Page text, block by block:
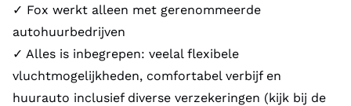
✓ Fox werkt alleen met gerenommeerde
autohuurbedrijven
✓ Alles is inbegrepen: veelal flexibele
vluchtmogelijkheden, comfortabel verbijf en
huurauto inclusief diverse verzekeringen (kijk bij de